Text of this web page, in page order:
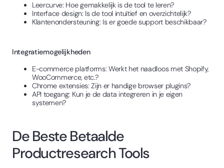
Leercurve: Hoe gemakkelijk is de tool te leren?
Interface design: Is de tool intuïtief en overzichtelijk?
Klantenondersteuning: Is er goede support beschikbaar?
Integratiemogelijkheden
E-commerce platforms: Werkt het naadloos met Shopify,
WooCommerce, etc.?
Chrome extensies: Zijn er handige browser plugins?
API toegang: Kun je de data integreren in je eigen
systemen?
De Beste Betaalde
Productresearch Tools